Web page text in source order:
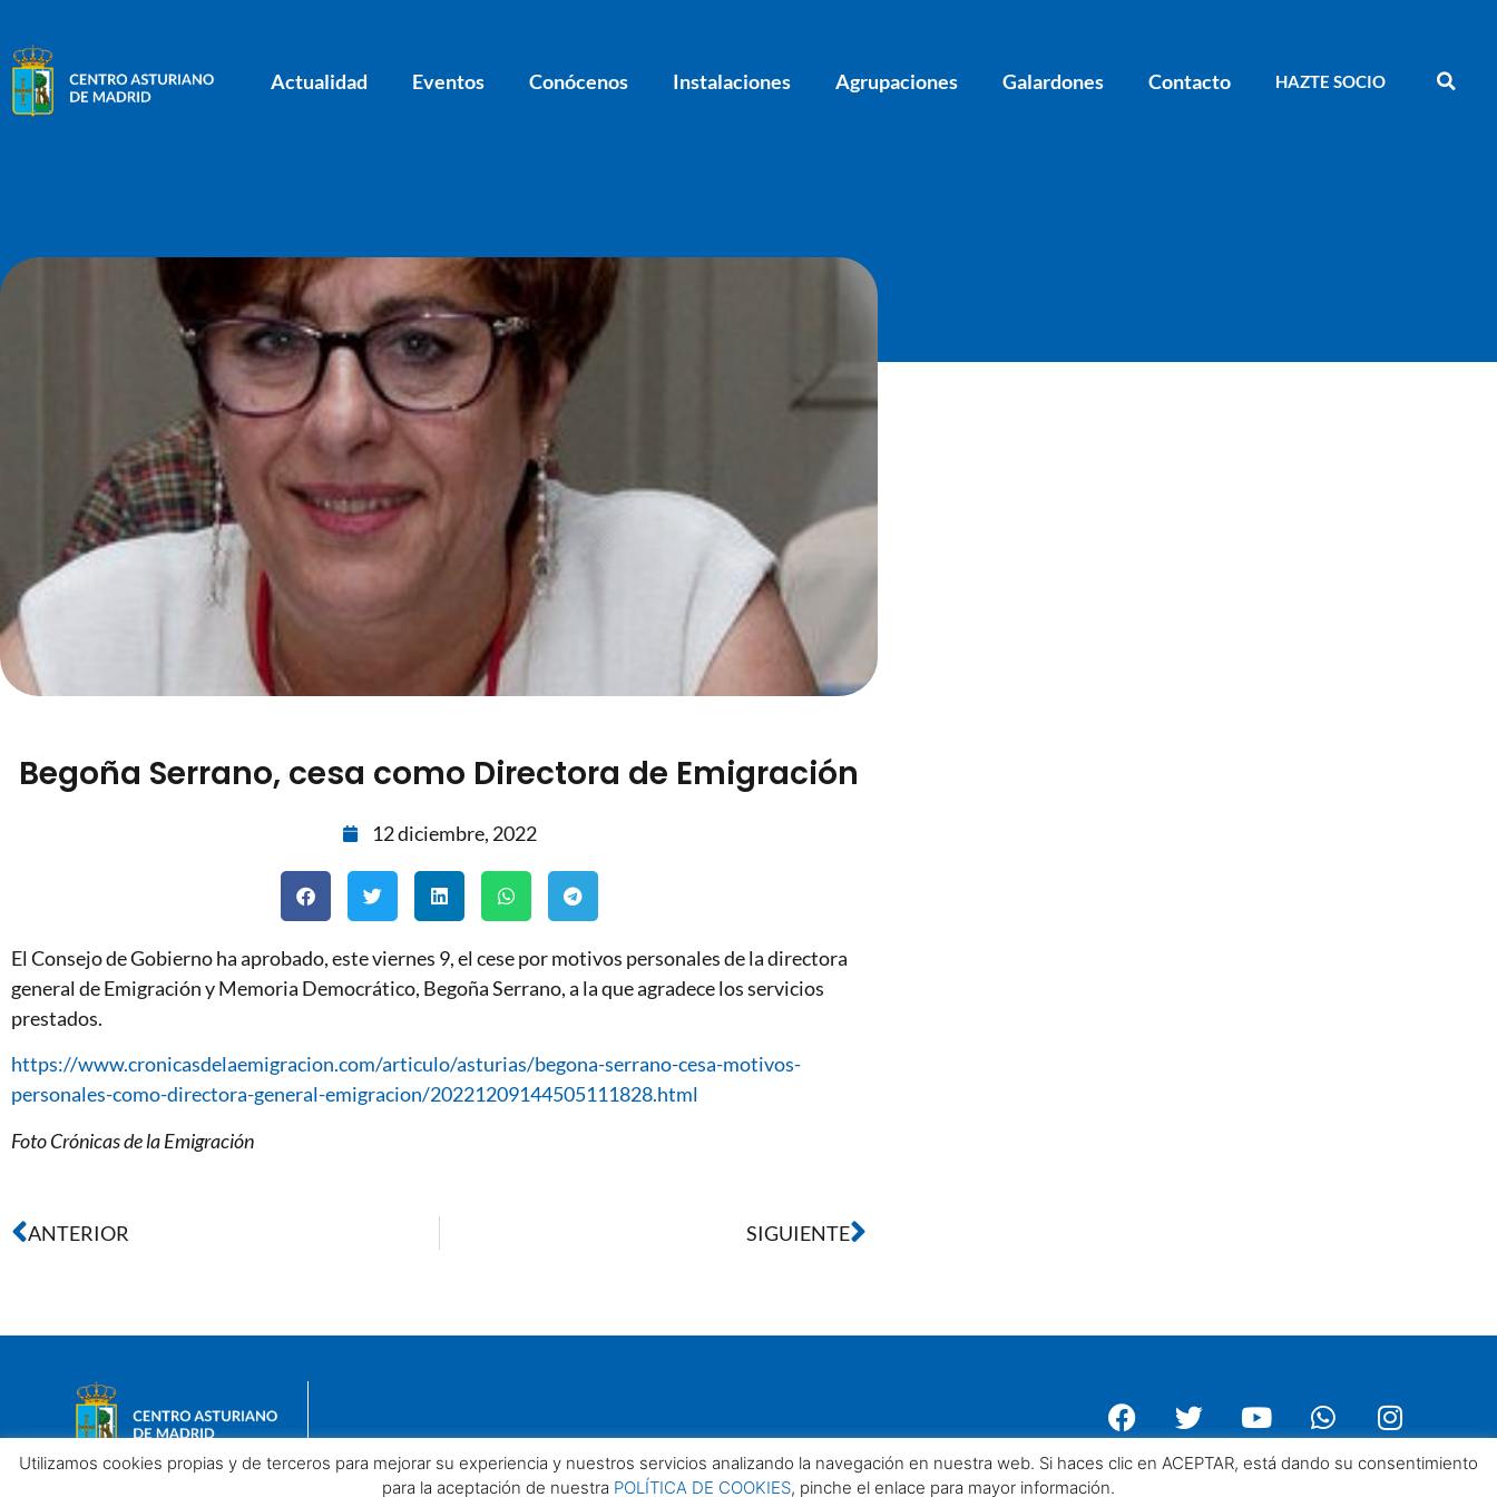
Actualidad Eventos Conócenos Instalaciones Agrupaciones Galardones Contacto HAZTE SOCIO
Begoña Serrano, cesa como Directora de Emigración
12 diciembre, 2022
El Consejo de Gobierno ha aprobado, este viernes 9, el cese por motivos personales de la directora
general de Emigración y Memoria Democrático, Begoña Serrano, a la que agradece los servicios
prestados.
https://www.cronicasdelaemigracion.com/articulo/asturias/begona-serrano-cesa-motivos-
personales-como-directora-general-emigracion/20221209144505111828.html
Foto Crónicas de la Emigración
ANTERIOR SIGUIENTE
Utilizamos cookies propias y de terceros para mejorar su experiencia y nuestros servicios analizando la navegación en nuestra web. Si haces clic en ACEPTAR, está dando su consentimiento
para la aceptación de nuestra POLÍTICA DE COOKIES, pinche el enlace para mayor información.